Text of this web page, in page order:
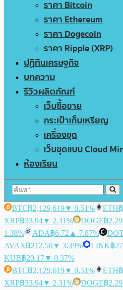
ราคา Bitcoin
ราคา Ethereum
ราคา Dogecoin
ราคา Ripple (XRP)
ปฏิทินเศรษฐกิจ
บทความ
รีวิวผลิตภัณฑ์
เว็บซื้อขาย
กระเป๋าเก็บเหรียญ
เครื่องขุด
เว็บขุดแบบ Cloud
ห้องเรียน
BTC฿2,129,619▼ 0.51% ETH
XRP฿33.94▼ 2.31% DOGE฿2.29
1.38%
ADA฿6.72 ▲ 7.87%
AVAX฿212.50▼ 3.39% LINK฿
KUB฿20.17▼ 0.37%
BTC฿2,129,619▼ 0.51% ETH
XRP฿33.94▼ 2.31% DOGE฿2.29